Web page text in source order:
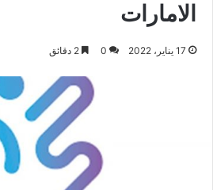
الامارات
17 يناير، 2022 0